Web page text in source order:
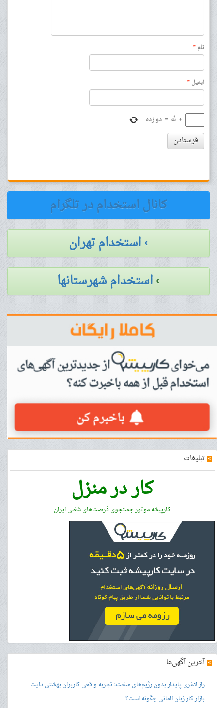
نام*
ایمیل*
+ نُه = دوازده
فرستادن
کانال استخدام در تلگرام
› استخدام تهران
›استخدام شهرستانها
» تبلیغات
کار در منزل
کارپیشه موتور جستجوی فرصت‌های شغلی ایران
»آخرین آگهی‌ها
راز لاغری پایدار بدون رژیم‌های سخت؛ تجربه واقعی کاربران بهشتی دایت
بازار کار زبان آلمانی چگونه است؟